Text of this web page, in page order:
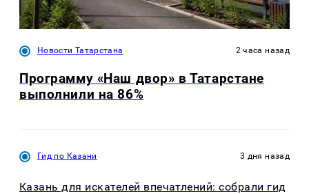
Новости Татарстана 2 часа назад
Программу «Наш двор» в Татарстане
выполнили на 86%
Гид по Казани 3 дня назад
Казань для искателей впечатлений: собрали гид